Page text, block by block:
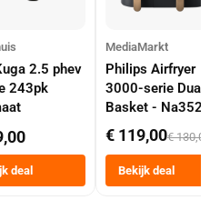
2.5 phev
243pk
deal
MediaMarkt
Philips Airfryer
3000-serie Dual
Basket -
Dubbele Mand 9
Tot 6 Personen
Heteluchtfriteuse
Zwart
€ 119,00€ 130,00
Bekijk deal